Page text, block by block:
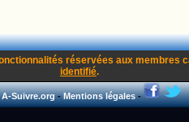
réservées aux membres
identifié.
A-Suivre.org-Mentions légales-